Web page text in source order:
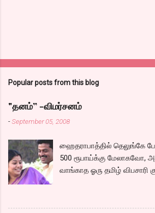
Popular posts from this blog
"தனம்” -விமர்சனம்
-September 05, 2008
ஹைதராபாத்தில் தெலுங்கே
500 ரூபாய்க்கு மேலாகவோ,
வாங்காத ஓரு தமிழ்
வாழ்கைபடுகிறாள். அவளுடய
அமைந்தது? என்ற ஓரு நல்ல